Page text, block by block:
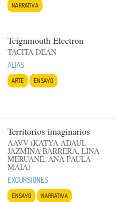
NARRATIVA
Teignmouth Electron
TACITA DEAN
ALIAS
ARTE ENSAYO
Territorios imaginarios
AAVV (KATYA ADAUI,
JAZMINA BARRERA, LINA
MERUANE, ANA PAULA
MAIA)
EXCURSIONES
ENSAYO NARRATIVA